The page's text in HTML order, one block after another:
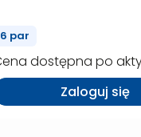
6 par
dostępna po
Zaloguj się